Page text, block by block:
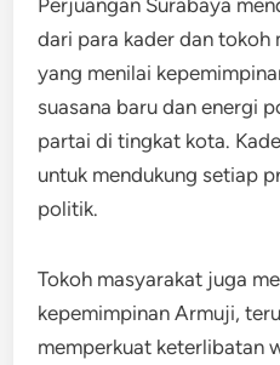
Perjuangan Surabaya
dari para kader dan tokoh
yang menilai
suasana baru dan energi
partai di tingkat kota.
untuk mendukung setiap
politik.
Tokoh masyarakat juga
kepemimpinan Armuji,
memperkuat keterlibatan